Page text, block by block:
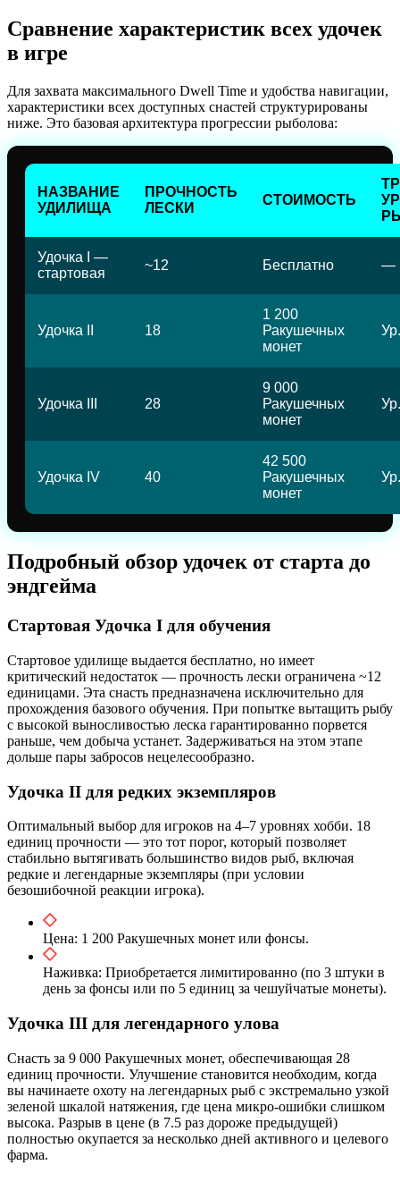
Сравнение характеристик всех удочек
в игре
Для захвата максимального Dwell Time и удобства навигации,
характеристики всех доступных снастей структурированы
ниже. Это базовая архитектура прогрессии рыболова:
НАЗВАНИЕ
УДИЛИЩА
ПРОЧНОСТЬ
ЛЕСКИ
СТОИМОСТЬ
Удочка I —
стартовая
~12 Бесплатно —
Удочка II 18
1 200
Ракушечных
монет
Удочка III 28
9 000
Ракушечных
монет
Удочка IV 40
42 500
Ракушечных
монет
Подробный обзор удочек от старта до
эндгейма
Стартовая Удочка I для обучения
Стартовое удилище выдается бесплатно, но имеет
критический недостаток — прочность лески ограничена ~12
единицами. Эта снасть предназначена исключительно для
прохождения базового обучения. При попытке вытащить рыбу
с высокой выносливостью леска гарантированно порвется
раньше, чем добыча устанет. Задерживаться на этом этапе
дольше пары забросов нецелесообразно.
Удочка II для редких экземпляров
Оптимальный выбор для игроков на 4–7 уровнях хобби. 18
единиц прочности — это тот порог, который позволяет
стабильно вытягивать большинство видов рыб, включая
редкие и легендарные экземпляры (при условии
безошибочной реакции игрока).
Цена: 1 200 Ракушечных монет или фонсы.
Наживка: Приобретается лимитированно (по 3 штуки в
день за фонсы или по 5 единиц за чешуйчатые монеты).
Удочка III для легендарного улова
Снасть за 9 000 Ракушечных монет, обеспечивающая 28
единиц прочности. Улучшение становится необходим, когда
вы начинаете охоту на легендарных рыб с экстремально узкой
зеленой шкалой натяжения, где цена микро-ошибки слишком
высока. Разрыв в цене (в 7.5 раз дороже предыдущей)
полностью окупается за несколько дней активного и целевого
фарма.